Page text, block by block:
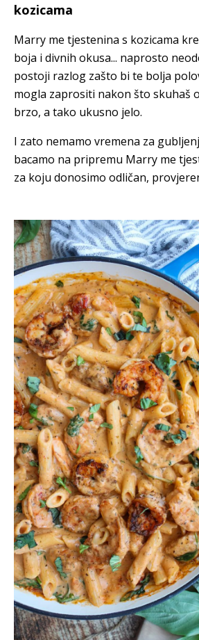
kozicama
Marry me tjestenina s kozicama
boja i divnih okusa... naprosto
postoji razlog zašto bi te bolja
mogla zaprositi nakon što skuhaš
brzo, a tako ukusno jelo.
I zato nemamo vremena za
bacamo na pripremu Marry me
za koju donosimo odličan,